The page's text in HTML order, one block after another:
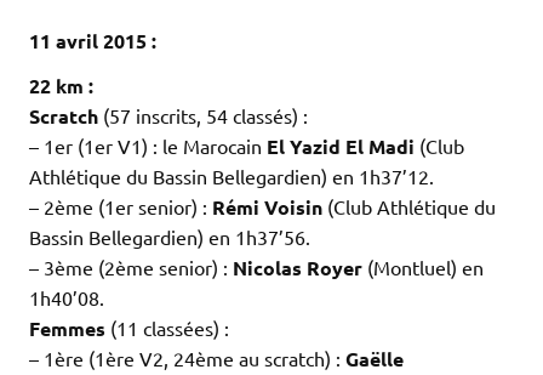
11 avril 2015 :
22 km :
Scratch (57 inscrits, 54 classés) :
– 1er (1er V1) : le Marocain El Yazid El Madi (Club
Athlétique du Bassin Bellegardien) en 1h37’12.
– 2ème (1er senior) : Rémi Voisin (Club Athlétique du
Bassin Bellegardien) en 1h37’56.
– 3ème (2ème senior) : Nicolas Royer (Montluel) en
1h40’08.
Femmes (11 classées) :
– 1ère (1ère V2, 24ème au scratch) : Gaëlle